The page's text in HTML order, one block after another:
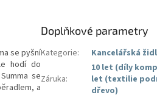
se pyšní
hodí do
se
a
Doplňkové parametry
Kategorie: Kancelářská
Záruka:
10 let (díly
let (textilie
dřevo)